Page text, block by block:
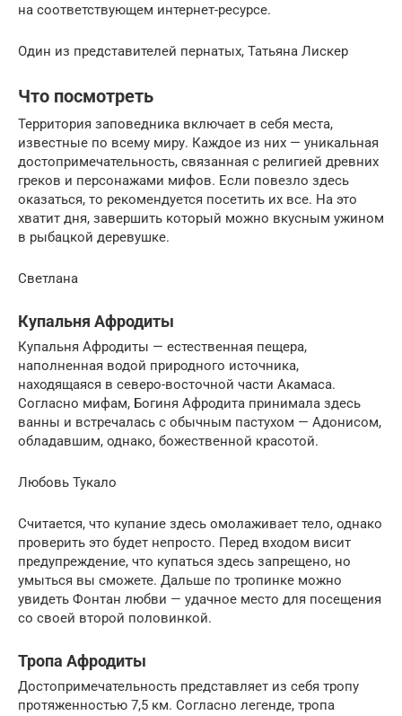
на соответствующем интернет-ресурсе.
Один из представителей пернатых, Татьяна Лискер
Что посмотреть
Территория заповедника включает в себя места,
известные по всему миру. Каждое из них — уникальная
достопримечательность, связанная с религией древних
греков и персонажами мифов. Если повезло здесь
оказаться, то рекомендуется посетить их все. На это
хватит дня, завершить который можно вкусным ужином
в рыбацкой деревушке.
Светлана
Купальня Афродиты
Купальня Афродиты — естественная пещера,
наполненная водой природного источника,
находящаяся в северо-восточной части Акамаса.
Согласно мифам, Богиня Афродита принимала здесь
ванны и встречалась с обычным пастухом — Адонисом,
обладавшим, однако, божественной красотой.
Любовь Тукало
Считается, что купание здесь омолаживает тело, однако
проверить это будет непросто. Перед входом висит
предупреждение, что купаться здесь запрещено, но
умыться вы сможете. Дальше по тропинке можно
увидеть Фонтан любви — удачное место для посещения
со своей второй половинкой.
Тропа Афродиты
Достопримечательность представляет из себя тропу
протяженностью 7,5 км. Согласно легенде, тропа